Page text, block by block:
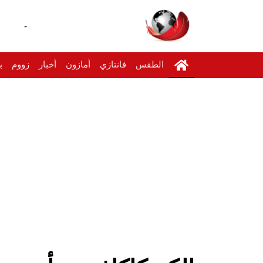
-
الطقس فانتازي أمازون أخبار زووم